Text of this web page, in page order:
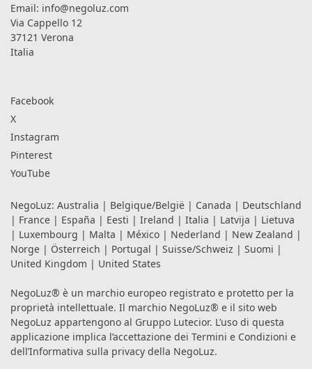
Email: info@negoluz.com
Via Cappello 12
37121 Verona
Italia
Facebook
X
Instagram
Pinterest
YouTube
NegoLuz: Australia | Belgique/België | Canada | Deutschland
| France | España | Eesti | Ireland | Italia | Latvija | Lietuva
| Luxembourg | Malta | México | Nederland | New Zealand |
Norge | Österreich | Portugal | Suisse/Schweiz | Suomi |
United Kingdom | United States
NegoLuz® è un marchio europeo registrato e protetto per la
proprietà intellettuale. Il marchio NegoLuz® e il sito web
NegoLuz appartengono al Gruppo Lutecior. L’uso di questa
applicazione implica l’accettazione dei Termini e Condizioni e
dell’Informativa sulla privacy della NegoLuz.